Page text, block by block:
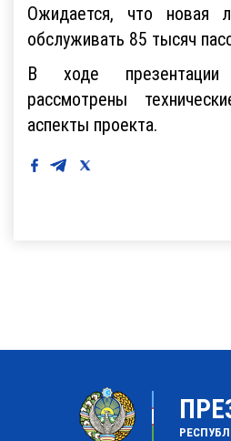
Ожидается, что новая
обслуживать 85 тысяч
В ходе
рассмотрены
аспекты проекта.